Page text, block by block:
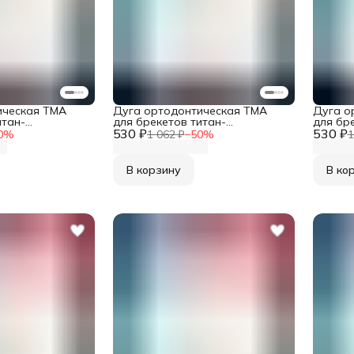
%
TMA
сечение 530 ₽1 062 ₽−50%
Дуга ортодонтическая TMA
для брекетов титан-
молибденовая круглое сечение
В корзину
530 ₽
Дуга
для
В